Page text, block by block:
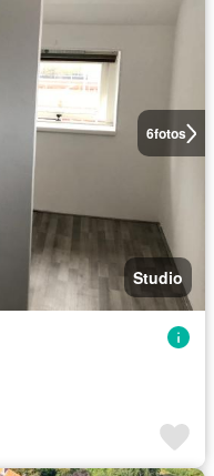
6fotos
Studio